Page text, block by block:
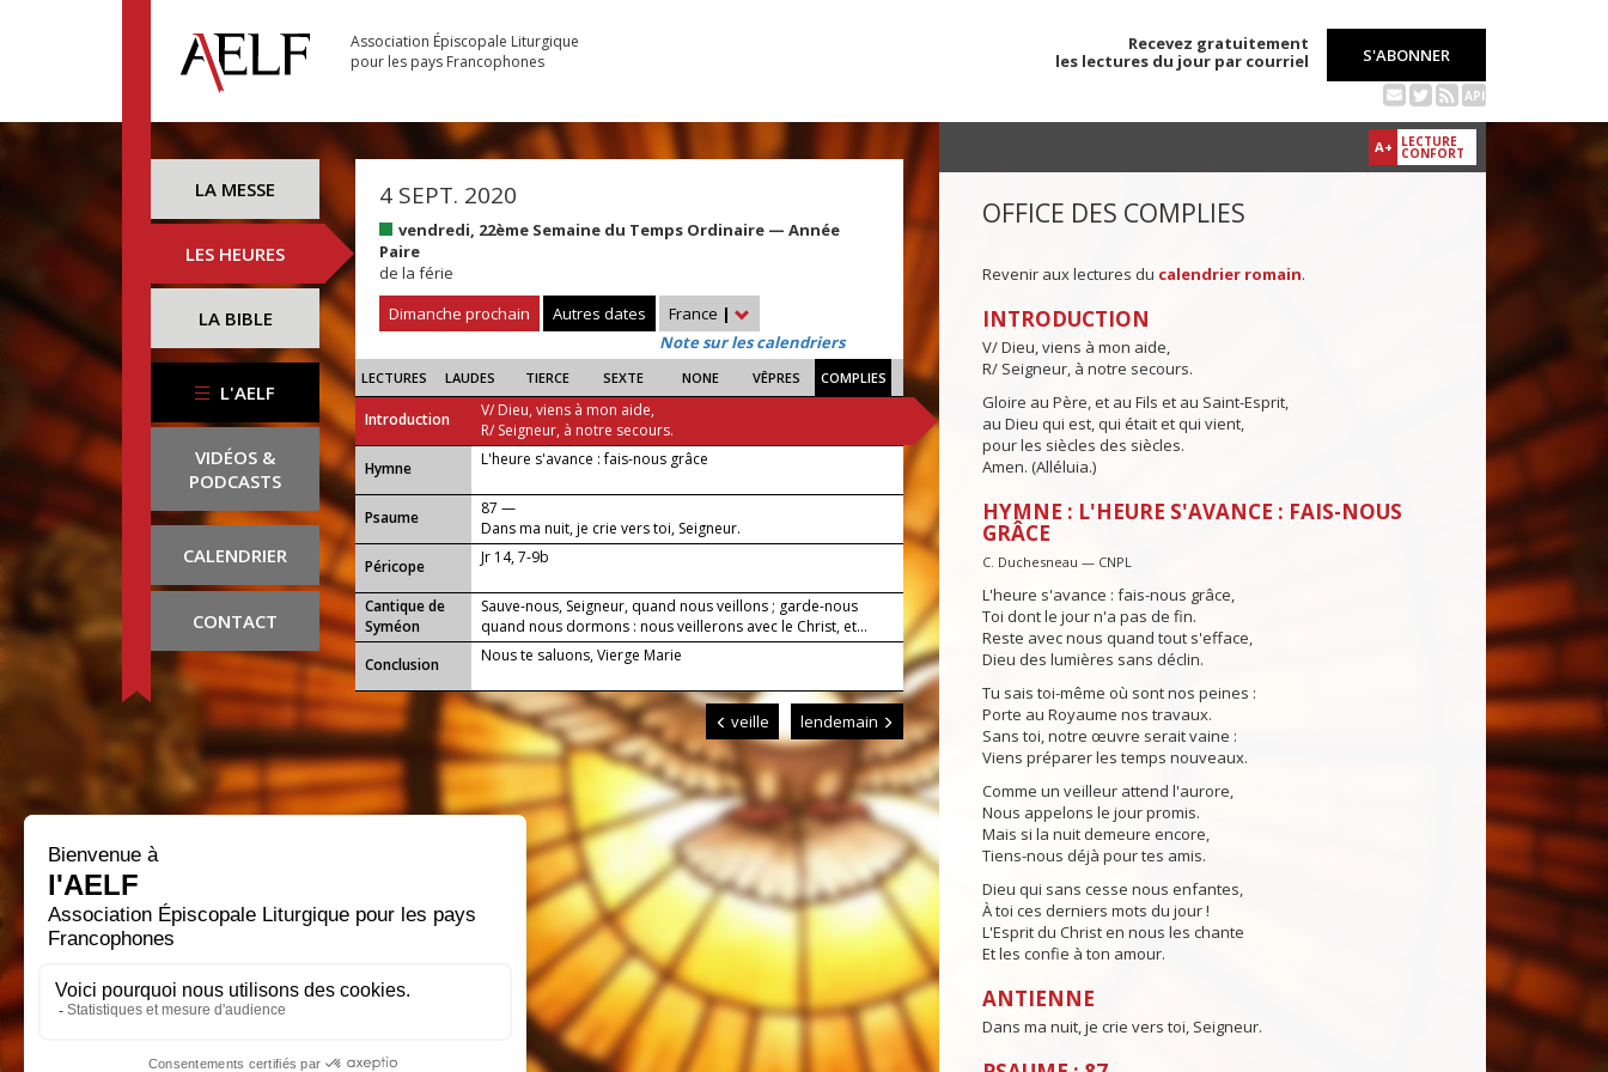
Association Épiscopale Liturgique
pour les pays Francophones
Recevez gratuitement
les lectures du jour par courriel
S'ABONNER
API
LA MESSE
LES HEURES
LA BIBLE
L'AELF
VIDÉOS &
PODCASTS
CALENDRIER
CONTACT
4 SEPT. 2020
vendredi, 22ème Semaine du Temps Ordinaire — Année
Paire
de la férie
Dimanche prochain
Autres dates France |
Note sur les calendriers
LECTURES LAUDES TIERCE SEXTE NONE VÊPRES COMPLIES
Introduction
V/ Dieu, viens à mon aide,
R/ Seigneur, à notre secours.
...
Hymne L'heure s'avance : fais-nous grâce
Psaume
87 —
Dans ma nuit, je crie vers toi, Seigneur.
Péricope
Jr 14, 7-9b
Cantique de
Syméon
Sauve-nous, Seigneur, quand nous veillons ; garde-nous
quand nous dormons : nous veillerons avec le Christ, et...
Conclusion
Nous te saluons, Vierge Marie
veille lendemain
A+ LECTURE
CONFORT
OFFICE DES COMPLIES
Revenir aux lectures du calendrier romain.
INTRODUCTION
V/ Dieu, viens à mon aide,
R/ Seigneur, à notre secours.
Gloire au Père, et au Fils et au Saint-Esprit,
au Dieu qui est, qui était et qui vient,
pour les siècles des siècles.
Amen. (Alléluia.)
HYMNE : L'HEURE S'AVANCE : FAIS-NOUS
GRÂCE
C. Duchesneau — CNPL
L'heure s'avance : fais-nous grâce,
Toi dont le jour n'a pas de fin.
Reste avec nous quand tout s'efface,
Dieu des lumières sans déclin.
Tu sais toi-même où sont nos peines :
Porte au Royaume nos travaux.
Sans toi, notre œuvre serait vaine :
Viens préparer les temps nouveaux.
Comme un veilleur attend l'aurore,
Nous appelons le jour promis.
Mais si la nuit demeure encore,
Tiens-nous déjà pour tes amis.
Dieu qui sans cesse nous enfantes,
À toi ces derniers mots du jour !
L'Esprit du Christ en nous les chante
Et les confie à ton amour.
ANTIENNE
Dans ma nuit, je crie vers toi, Seigneur.